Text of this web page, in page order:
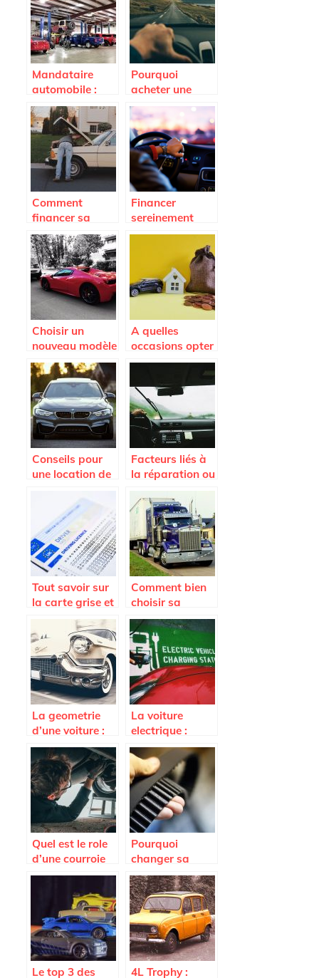
administratif
indispensable
Mandataire
automobile :
Tout savoir sur
ce nouveau type
de vendeur auto
Pourquoi
acheter une
voiture
d’occasion ?
Comment
financer sa
flotte
automobile
pour son
entreprise ?
Financer
sereinement
l’achat de votre
Choisir un
nouveau modèle
de voiture.
A quelles
occasions opter
pour la location
Conseils pour
une location de
Martinique
Facteurs liés à
la réparation ou
remplacement
du pare-brise
Tout savoir sur
la carte grise et
son duplicata
Comment bien
choisir sa
remorque ?
La geometrie
d’une voiture :
quand et
pourquoi la
faire ?
La voiture
electrique :
quels
avantages ?
Quel est le role
d’une courroie
d’alternateur
Pourquoi
changer sa
courroie de
distribution
Renault ?
Le top 3 des 4L Trophy :